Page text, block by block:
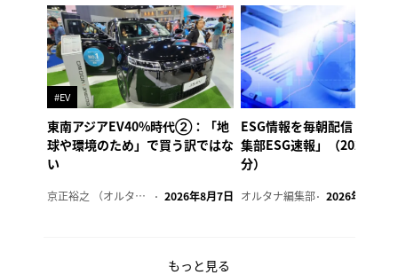
#EV
東南アジアEV40%時代②：「地
球や環境のため」で買う訳ではな
い
京正裕之 （オルタナ副編集長） 2026年8月7日
ESG情報を毎朝配信「オル
集部ESG速報」（2026年8
分）
オルタナ編集部 2026年8月7日
もっと見る